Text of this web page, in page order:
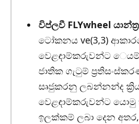
විප්ලවී FLYwheel
ටෝකනය ve(3,3)
වෙළඳාම්කරුවන්ට
ජාතික ගැටුම්
සෘජුකරනු ලබන්නන්ද
වෙළඳාම්කරුවන්ට යොමු
ඉලක්කම් ලබා දෙන